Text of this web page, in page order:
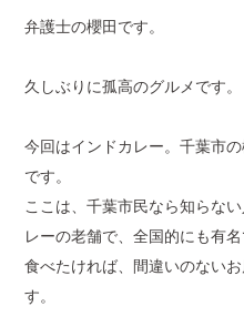
弁護士の櫻田です。
久しぶりに孤高のグルメです。
今回はインドカレー。千葉市
です。
ここは、千葉市民なら知らな
レーの老舗で、全国的にも有
食べたければ、間違いのない
す。